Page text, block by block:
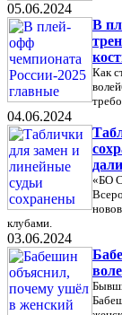
05.06.2024
В
Как
04.06.2024
«БО
клубами.
03.06.2024